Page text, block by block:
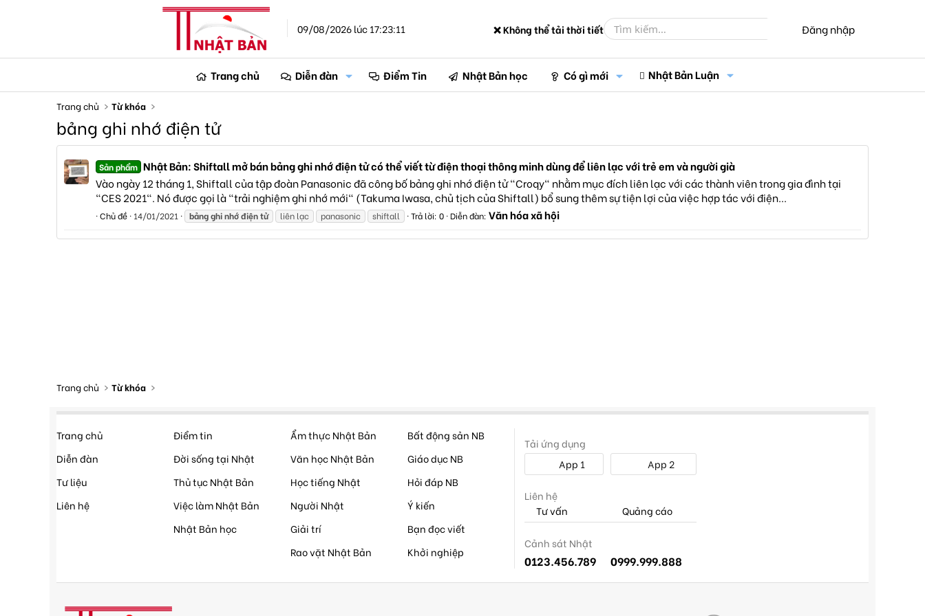
09/08/2026 lúc 17:23:11 ❌ Không thể tải thời tiết Đăng nhập
Trang chủ Diễn đàn Điểm Tin Nhật Bản học Có gì mới Nhật Bản Luận
Trang chủ Từ khóa
bảng ghi nhớ điện tử
Sản phẩm Nhật Bản: Shiftall mở bán bảng ghi nhớ điện tử có thể viết từ điện thoại thông minh dùng để liên lạc với trẻ em và người già
Vào ngày 12 tháng 1, Shiftall của tập đoàn Panasonic đã công bố bảng ghi nhớ điện tử "Croqy" nhằm mục đích liên lạc với các thành viên trong gia đình tại
"CES 2021". Nó được gọi là "trải nghiệm ghi nhớ mới" (Takuma Iwasa, chủ tịch của Shiftall) bổ sung thêm sự tiện lợi của việc hợp tác với điện...
Chủ đề 14/01/2021 bảngghinhớđiệntử liên lạc panasonic shiftall Trả lời: 0 Diễn đàn: Văn hóa xã hội
Trang chủ Từ khóa
Trang chủ
Diễn đàn
Tư liệu
Liên hệ
Điểm tin
Đời sống tại Nhật
Thủ tục Nhật Bản
Việc làm Nhật Bản
Nhật Bản học
Ẩm thực Nhật Bản
Văn học Nhật Bản
Học tiếng Nhật
Người Nhật
Giải trí
Rao vặt Nhật Bản
Bất động sản NB
Giáo dục NB
Hỏi đáp NB
Ý kiến
Bạn đọc viết
Khởi nghiệp
Tải ứng dụng
App 1
App 2
Liên hệ
Tư vấn
Quảng cáo
Cảnh sát Nhật
0123.456.789 0999.999.888